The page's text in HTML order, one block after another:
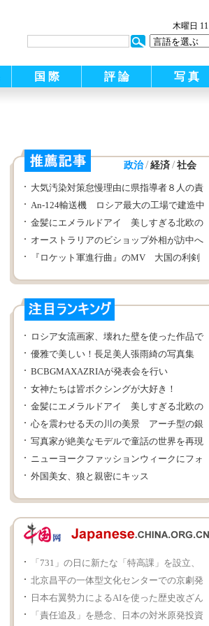
木曜日 11
国 際 評 論 写 真
政治 / 経済 / 社会
大気汚染対策怠慢理由に県指導者８人の責
任追及 石家荘市
An-124輸送機 ロシア最大の工場で建造中
金髪にエメラルドアイ 美しすぎる北欧の
女性兵
オーストラリアのビショップ外相が訪中へ
『ロケット軍進行曲』のMV 大国の利剣
ロシア女流画家、壊れた壁を使った作品で
ネットを風靡
優雅で美しい！長足美人張雨綺の写真集
BCBGMAXAZRIAが発表会を行い
女神たちは皆ボクシングが大好き！
金髪にエメラルドアイ 美しすぎる北欧の
女性兵
心を震わせる天の川の美景 アーチ型の銀
河
写真家が絶美なモデルで童話の世界を再現
ニューヨークファッションウィークにフォ
ーカス
外国美女、狼と親密にキッス